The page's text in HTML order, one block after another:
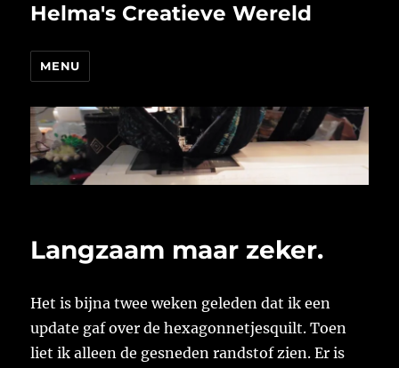
Helma's Creatieve Wereld
MENU
Langzaam maar zeker.
Het is bijna twee weken geleden dat ik een
update gaf over de hexagonnetjesquilt. Toen
liet ik alleen de gesneden randstof zien. Er is